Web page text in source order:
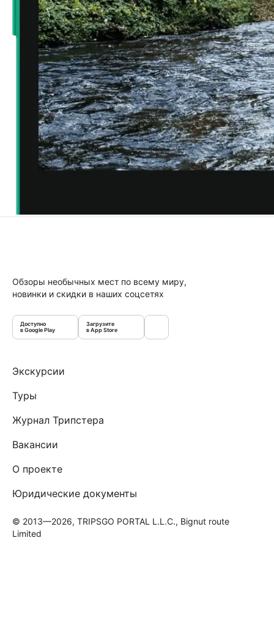
Обзоры необычных мест по всему миру,
новинки и скидки в наших соцсетях
Доступно
в Google Play
Загрузите
в App Store
Экскурсии
Туры
Журнал Трипстера
Вакансии
О проекте
Юридические документы
© 2013—2026, TRIPSGO PORTAL L.L.C., Bignut route
Limited